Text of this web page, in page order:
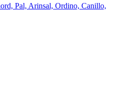
Pal, Arinsal, Ordino, Canillo,